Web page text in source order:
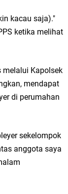
Doa dan Harapan di
Hijrah Drs. H.
Optimisme
Wetan: Serap
kacau saja)."
ketika melihat
melalui Kapolsek
mendapat
di perumahan
sekelompok
anggota saya